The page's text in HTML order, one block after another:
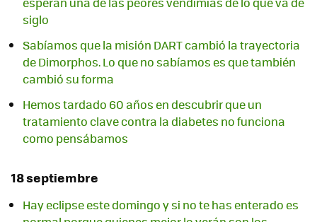
siglo
Sabíamos que la misión DART cambió la trayectoria
de Dimorphos. Lo que no sabíamos es que también
cambió su forma
Hemos tardado 60 años en descubrir que un
tratamiento clave contra la diabetes no funciona
como pensábamos
18 septiembre
Hay eclipse este domingo y si no te has enterado es